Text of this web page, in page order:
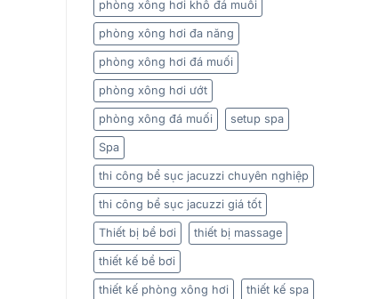
phòng xông hơi khô đá muối
phòng xông hơi đa năng
phòng xông hơi đá muối
phòng xông hơi ướt
phòng xông đá muối setup spa
Spa
thi công bể sục jacuzzi chuyên nghiệp
thi công bể sục jacuzzi giá tốt
Thiết bị bể bơi thiết bị massage
thiết kế bể bơi
thiết kế phòng xông hơi thiết kế spa